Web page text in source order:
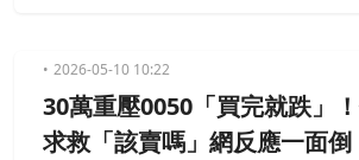
0、00662這兩檔ETF；貼文釣出一票
經賠了26萬仍抱著不賣，如今已經獲
過一百萬」。
2026-05-10 10:22
30萬重壓0050「買完就跌」
求救「該賣嗎」網反應一面倒